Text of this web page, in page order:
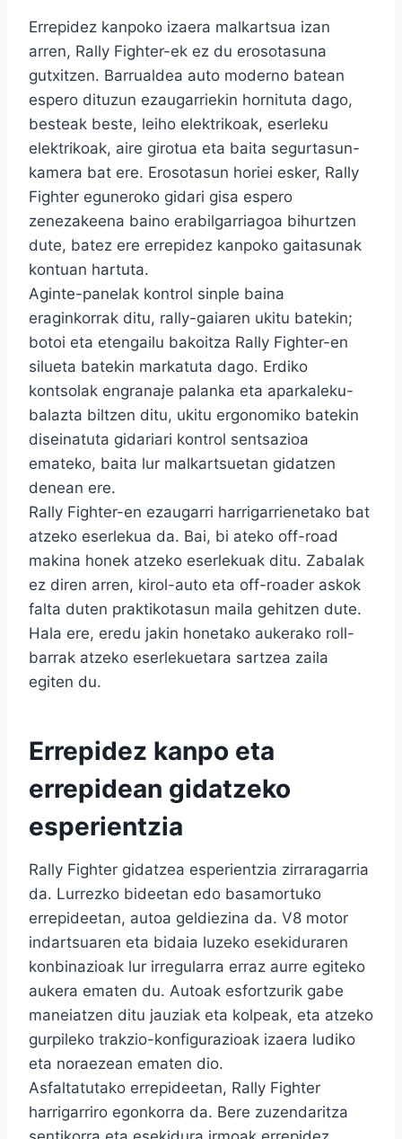
Errepidez kanpoko izaera malkartsua izan
arren, Rally Fighter-ek ez du erosotasuna
gutxitzen. Barrualdea auto moderno batean
espero dituzun ezaugarriekin hornituta dago,
besteak beste, leiho elektrikoak, eserleku
elektrikoak, aire girotua eta baita segurtasun-
kamera bat ere. Erosotasun horiei esker, Rally
Fighter eguneroko gidari gisa espero
zenezakeena baino erabilgarriagoa bihurtzen
dute, batez ere errepidez kanpoko gaitasunak
kontuan hartuta.
Aginte-panelak kontrol sinple baina
eraginkorrak ditu, rally-gaiaren ukitu batekin;
botoi eta etengailu bakoitza Rally Fighter-en
silueta batekin markatuta dago. Erdiko
kontsolak engranaje palanka eta aparkaleku-
balazta biltzen ditu, ukitu ergonomiko batekin
diseinatuta gidariari kontrol sentsazioa
emateko, baita lur malkartsuetan gidatzen
denean ere.
Rally Fighter-en ezaugarri harrigarrienetako bat
atzeko eserlekua da. Bai, bi ateko off-road
makina honek atzeko eserlekuak ditu. Zabalak
ez diren arren, kirol-auto eta off-roader askok
falta duten praktikotasun maila gehitzen dute.
Hala ere, eredu jakin honetako aukerako roll-
barrak atzeko eserlekuetara sartzea zaila
egiten du.
Errepidez kanpo eta
errepidean gidatzeko
esperientzia
Rally Fighter gidatzea esperientzia zirraragarria
da. Lurrezko bideetan edo basamortuko
errepideetan, autoa geldiezina da. V8 motor
indartsuaren eta bidaia luzeko esekiduraren
konbinazioak lur irregularra erraz aurre egiteko
aukera ematen du. Autoak esfortzurik gabe
maneiatzen ditu jauziak eta kolpeak, eta atzeko
gurpileko trakzio-konfigurazioak izaera ludiko
eta noraezean ematen dio.
Asfaltatutako errepideetan, Rally Fighter
harrigarriro egonkorra da. Bere zuzendaritza